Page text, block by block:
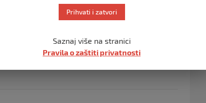
i odveden u obližnju bolnicu gdje mu je
je bio izuzetno visok.
a može da očekuje i ozbiljnu novčanu kaznu,
Prihvati i zatvori
Saznaj više na stranici
Pravila o zaštiti privatnosti